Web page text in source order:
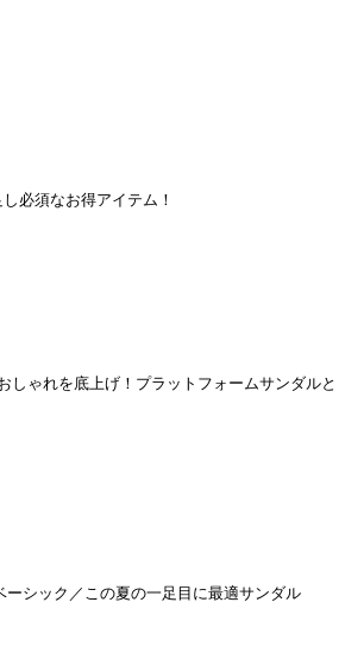
必須なお得アイテム！
しゃれを底上げ！プラットフォームサンダルと
ーシック／この夏の一足目に最適サンダル